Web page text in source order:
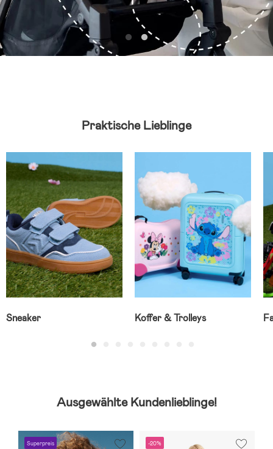
Praktische Lieblinge
Sneaker Koffer & Trolleys
Ausgewählte Kundenlieblinge!
Superpreis -20%